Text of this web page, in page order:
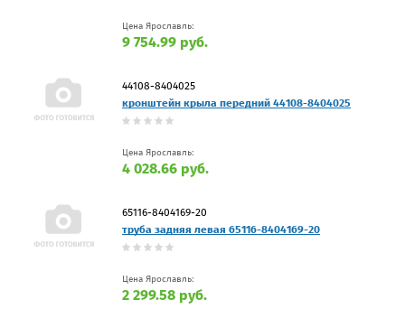
Цена Ярославль:
9 754.99 руб.
44108-8404025
кронштейн крыла передний 44108-8404025
Цена Ярославль:
4 028.66 руб.
65116-8404169-20
труба задняя левая 65116-8404169-20
Цена Ярославль:
2 299.58 руб.